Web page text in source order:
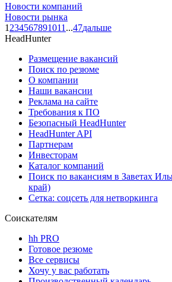
Новости компаний
Новости рынка
1 234567891011 ...47дальше
HeadHunter
Размещение вакансий
Поиск по резюме
О компании
Наши вакансии
Реклама на сайте
Требования к ПО
Безопасный HeadHunter
HeadHunter API
Партнерам
Инвесторам
Каталог компаний
Поиск по вакансиям в Заветах
край)
Сетка: соцсеть для нетворкинга
Соискателям
hh PRO
Готовое резюме
Все сервисы
Хочу у вас работать